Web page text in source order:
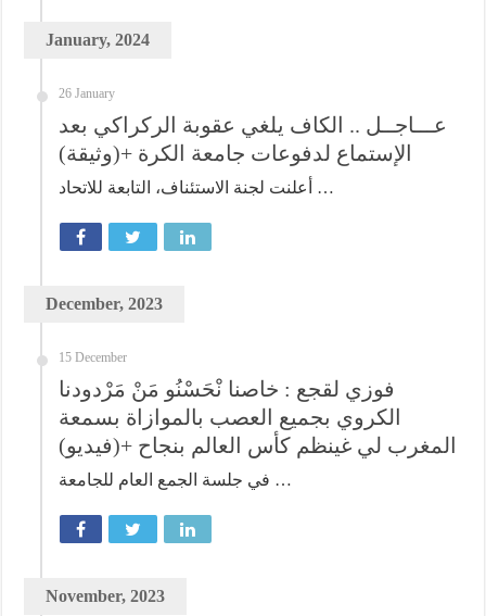
January, 2024
26 January
عـــاجــل .. الكاف يلغي عقوبة الركراكي بعد
الإستماع لدفوعات جامعة الكرة +(وثيقة)
أعلنت لجنة الاستئناف، التابعة للاتحاد …
December, 2023
15 December
فوزي لقجع : خاصنا نْحَسْنُو مَنْ مَرْدودنا
الكروي بجميع العصب بالموازاة بسمعة
المغرب لي غينظم كأس العالم بنجاح +(فيديو)
في جلسة الجمع العام للجامعة …
November, 2023